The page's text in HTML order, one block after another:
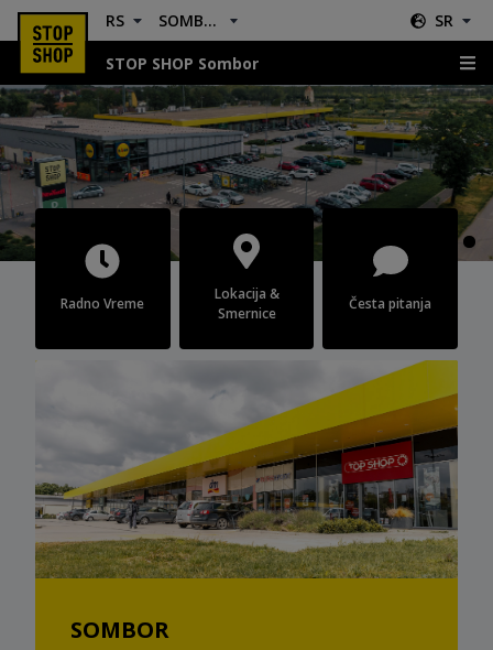
RS SOMBOR SR
STOP SHOP Sombor
Sombor
Radno Vreme
Lokacija &
Smernice
Česta pitanja
SOMBOR